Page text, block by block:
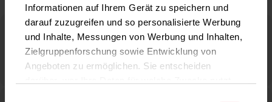
Informationen auf Ihrem Gerät zu speichern und
darauf zuzugreifen und so personalisierte Werbung
und Inhalte, Messungen von Werbung und Inhalten,
Zielgruppenforschung sowie Entwicklung von
Angeboten zu ermöglichen. Sie entscheiden
Delivery Terms
PDF 167 KB